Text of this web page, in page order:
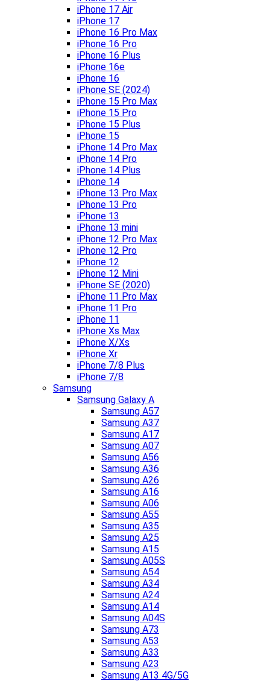
iPhone 17 Air
iPhone 17
iPhone 16 Pro Max
iPhone 16 Pro
iPhone 16 Plus
iPhone 16e
iPhone 16
iPhone SE (2024)
iPhone 15 Pro Max
iPhone 15 Pro
iPhone 15 Plus
iPhone 15
iPhone 14 Pro Max
iPhone 14 Pro
iPhone 14 Plus
iPhone 14
iPhone 13 Pro Max
iPhone 13 Pro
iPhone 13
iPhone 13 mini
iPhone 12 Pro Max
iPhone 12 Pro
iPhone 12
iPhone 12 Mini
iPhone SE (2020)
iPhone 11 Pro Max
iPhone 11 Pro
iPhone 11
iPhone Xs Max
iPhone X/Xs
iPhone Xr
iPhone 7/8 Plus
iPhone 7/8
Samsung
Samsung Galaxy A
Samsung A57
Samsung A37
Samsung A17
Samsung A07
Samsung A56
Samsung A36
Samsung A26
Samsung A16
Samsung A06
Samsung A55
Samsung A35
Samsung A25
Samsung A15
Samsung A05S
Samsung A54
Samsung A34
Samsung A24
Samsung A14
Samsung A04S
Samsung A73
Samsung A53
Samsung A33
Samsung A23
Samsung A13 4G/5G